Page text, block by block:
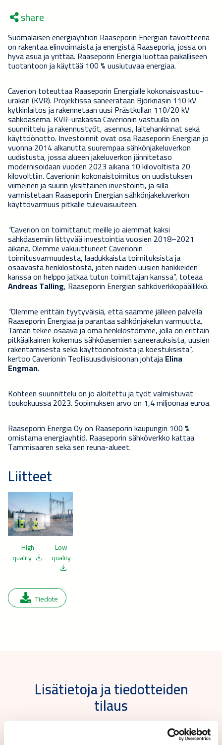
share
Suomalaisen energiayhtiön Raaseporin Energian tavoitteena
on rakentaa elinvoimaista ja energistä Raaseporia, jossa on
hyvä asua ja yrittää. Raaseporin Energia luottaa paikalliseen
tuotantoon ja käyttää 100 % uusiutuvaa energiaa.
Caverion toteuttaa Raaseporin Energialle kokonaisvastuu-
urakan (KVR). Projektissa saneerataan Björknäsin 110 kV
kytkinlaitos ja rakennetaan uusi Prästkullan 110/20 kV
sähköasema. KVR-urakassa Caverionin vastuulla on
suunnittelu ja rakennustyöt, asennus, laitehankinnat sekä
käyttöönotto. Investoinnit ovat osa Raaseporin Energian jo
vuonna 2014 alkanutta suurempaa sähkönjakeluverkon
uudistusta, jossa alueen jakeluverkon jännitetaso
modernisoidaan vuoden 2023 aikana 10 kilovoltista 20
kilovolttiin. Caverionin kokonaistoimitus on uudistuksen
viimeinen ja suurin yksittäinen investointi, ja sillä
varmistetaan Raaseporin Energian sähkönjakeluverkon
käyttövarmuus pitkälle tulevaisuuteen.
”Caverion on toimittanut meille jo aiemmat kaksi
sähköasemiin liittyvää investointia vuosien 2018–2021
aikana. Olemme vakuuttuneet Caverionin
toimitusvarmuudesta, laadukkaista toimituksista ja
osaavasta henkilöstöstä, joten näiden uusien hankkeiden
kanssa on helppo jatkaa tutun toimittajan kanssa”, toteaa
Andreas Talling, Raaseporin Energian sähköverkkopäällikkö.
”Olemme erittäin tyytyväisiä, että saamme jälleen palvella
Raaseporin Energiaa ja parantaa sähkönjakelun varmuutta.
Tämän tekee osaava ja oma henkilöstömme, jolla on erittäin
pitkäaikainen kokemus sähköasemien saneerauksista, uusien
rakentamisesta sekä käyttöönotoista ja koestuksista”,
kertoo Caverionin Teollisuusdivisioonan johtajaElina
Engman.
Kohteen suunnittelu on jo aloitettu ja työt valmistuvat
toukokuussa 2023. Sopimuksen arvo on 1,4 miljoonaa euroa.
Raaseporin Energia Oy on Raaseporin kaupungin 100 %
omistama energiayhtiö. Raaseporin sähköverkko kattaa
Tammisaaren sekä sen reuna-alueet.
Liitteet
High
quality
Low
quality
Tiedote
Lisätietoja ja tiedotteiden
tilaus